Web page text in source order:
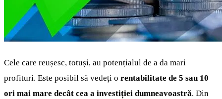
Cele care reușesc, totuși, au potențialul de a da mari
profituri. Este posibil să vedeți o rentabilitate de 5 sau 10
ori mai mare decât cea a investiției dumneavoastră. Din